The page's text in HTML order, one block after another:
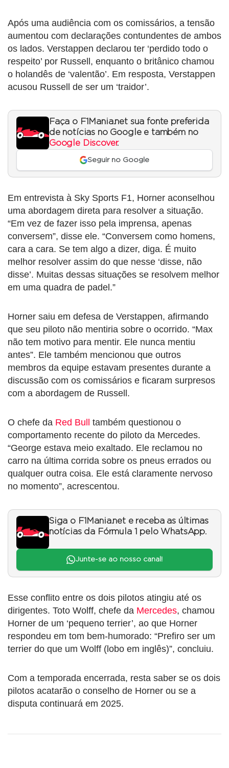
Após uma audiência com os comissários, a tensão
aumentou com declarações contundentes de ambos
os lados. Verstappen declarou ter ‘perdido todo o
respeito’ por Russell, enquanto o britânico chamou
o holandês de ‘valentão’. Em resposta, Verstappen
acusou Russell de ser um ‘traidor’.
Faça o F1Mania.net sua fonte preferida
de notícias no Google e também no
Google Discover.
Seguir no Google
Em entrevista à Sky Sports F1, Horner aconselhou
uma abordagem direta para resolver a situação.
“Em vez de fazer isso pela imprensa, apenas
conversem”, disse ele. “Conversem como homens,
cara a cara. Se tem algo a dizer, diga. É muito
melhor resolver assim do que nesse ‘disse, não
disse’. Muitas dessas situações se resolvem melhor
em uma quadra de padel.”
Horner saiu em defesa de Verstappen, afirmando
que seu piloto não mentiria sobre o ocorrido. “Max
não tem motivo para mentir. Ele nunca mentiu
antes”. Ele também mencionou que outros
membros da equipe estavam presentes durante a
discussão com os comissários e ficaram surpresos
com a abordagem de Russell.
O chefe da Red Bull
também questionou o
comportamento recente do piloto da Mercedes.
“George estava meio exaltado. Ele reclamou no
carro na última corrida sobre os pneus errados ou
qualquer outra coisa. Ele está claramente nervoso
no momento”, acrescentou.
Siga o F1Mania.net e receba as últimas
notícias da Fórmula 1 pelo WhatsApp.
Junte-se ao nosso canal!
Esse conflito entre os dois pilotos atingiu até os
dirigentes. Toto Wolff, chefe da Mercedes, chamou
Horner de um ‘pequeno terrier’, ao que Horner
respondeu em tom bem-humorado: “Prefiro ser um
terrier do que um Wolff (lobo em inglês)”, concluiu.
Com a temporada encerrada, resta saber se os dois
pilotos acatarão o conselho de Horner ou se a
disputa continuará em 2025.